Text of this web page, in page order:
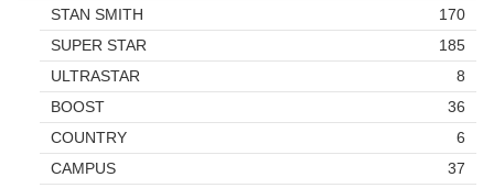
STAN SMITH
170
SUPER STAR
185
ULTRASTAR
8
BOOST
36
COUNTRY
6
CAMPUS
37